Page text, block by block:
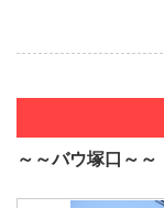
～～バウ塚口～